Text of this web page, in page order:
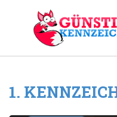
springen
1.